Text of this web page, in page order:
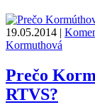
19.05.2014 |
Kormuthová
Prečo
RTVS?